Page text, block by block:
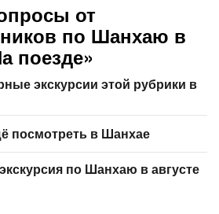
от
по Шанхаю в
поезде»
экскурсии этой рубрики в
посмотреть в Шанхае
по Шанхаю в августе